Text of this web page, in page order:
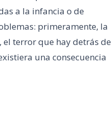
a la infancia o de
primeramente, la
terror que hay detrás de
una consecuencia